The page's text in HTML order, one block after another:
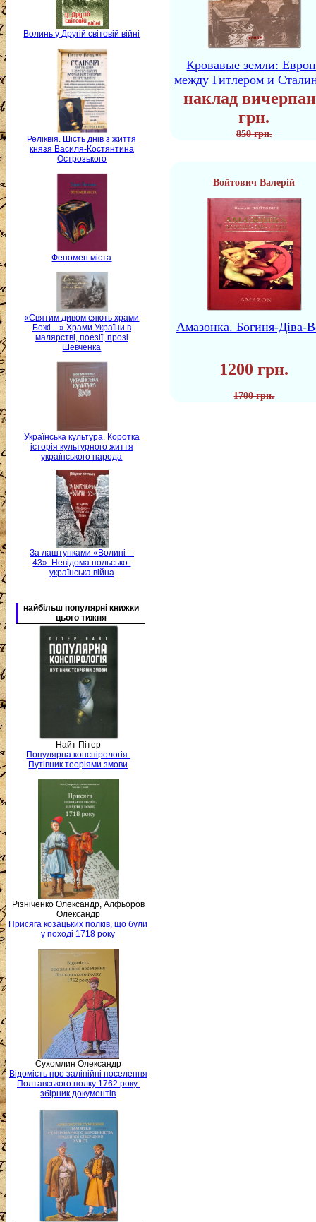
Волинь у Другій світовій війні
Реліквія. Шість днів з життя
князя Василя-Костянтина
Острозького
Феномен міста
«Святим дивом сяють храми
Божі…» Храми України в
малярстві, поезії, прозі
Шевченка
Українська культура. Коротка
історія культурного життя
українського народа
За лаштунками «Волині—
43». Невідома польсько-
українська війна
найбільш популярні книжки
цього тижня
Найт Пітер
Популярна конспірологія.
Путівник теоріями змови
Різніченко Олександр, Алфьоров
Олександр
Присяга козацьких полків, що були
у поході 1718 року
Сухомлин Олександр
Відомість про залінійні поселення
Полтавського полку 1762 року:
збірник документів
Кровавые земли:
между Гитлером и
наклад
грн.
850 грн.
Войтович Валерій
Амазонка. Богиня-Діва-
1200 грн.
1700 грн.